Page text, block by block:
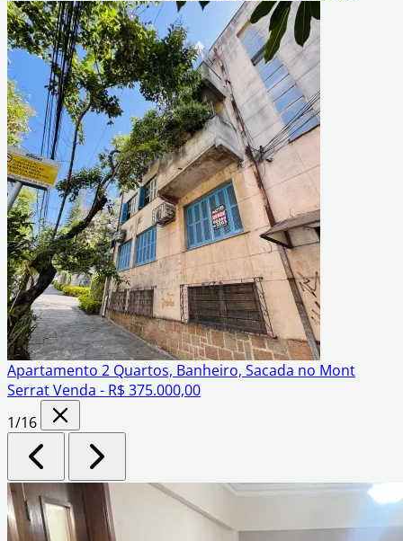
Apartamento 2 Quartos, Banheiro, Sacada no Mont
SerratVenda - R$ 375.000,00
1/16